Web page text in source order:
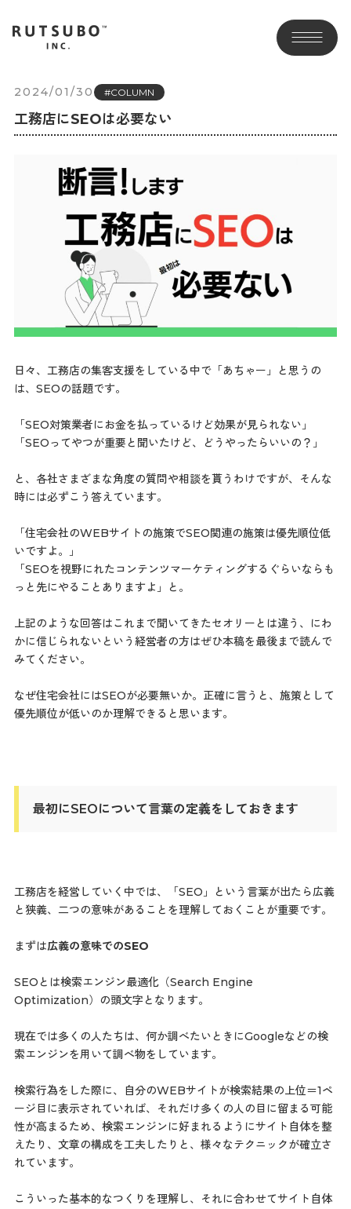
2024/01/30 #COLUMN
工務店にSEOは必要ない
日々、工務店の集客支援をしている中で「あちゃー」と思うの
は、SEOの話題です。
「SEO対策業者にお金を払っているけど効果が見られない」
「SEOってやつが重要と聞いたけど、どうやったらいいの？」
と、各社さまざまな角度の質問や相談を貰うわけですが、そんな
時には必ずこう答えています。
「住宅会社のWEBサイトの施策でSEO関連の施策は優先順位低
いですよ。」
「SEOを視野にれたコンテンツマーケティングするぐらいならも
っと先にやることありますよ」と。
上記のような回答はこれまで聞いてきたセオリーとは違う、にわ
かに信じられないという経営者の方はぜひ本稿を最後まで読んで
みてください。
なぜ住宅会社にはSEOが必要無いか。正確に言うと、施策として
優先順位が低いのか理解できると思います。
最初にSEOについて言葉の定義をしておきます
工務店を経営していく中では、「SEO」という言葉が出たら広義
と狭義、二つの意味があることを理解しておくことが重要です。
まずは広義の意味でのSEO
SEOとは検索エンジン最適化（Search Engine
Optimization）の頭文字となります。
現在では多くの人たちは、何か調べたいときにGoogleなどの検
索エンジンを用いて調べ物をしています。
検索行為をした際に、自分のWEBサイトが検索結果の上位＝1ペ
ージ目に表示されていれば、それだけ多くの人の目に留まる可能
性が高まるため、検索エンジンに好まれるようにサイト自体を整
えたり、文章の構成を工夫したりと、様々なテクニックが確立さ
れています。
こういった基本的なつくりを理解し、それに合わせてサイト自体